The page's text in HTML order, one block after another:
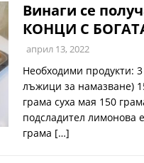
Винаги се
КОНЦИ С
април 13, 2022
Необходими продукти:
лъжици за намазване)
грама суха мая 150
подсладител лимонова
грама […]